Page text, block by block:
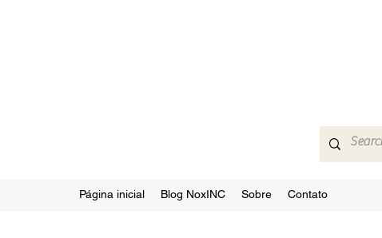
Página inicial Blog NoxINC Sobre Contato